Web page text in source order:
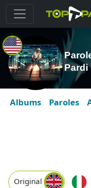
Pardi
Albums Paroles
Original